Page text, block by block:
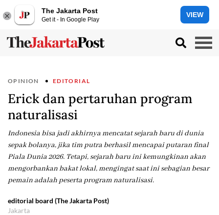
The Jakarta Post
Get it - In Google Play
VIEW
OPINION EDITORIAL
Erick dan pertaruhan program
naturalisasi
Indonesia bisa jadi akhirnya mencatat sejarah baru di dunia
sepak bolanya, jika tim putra berhasil mencapai putaran final
Piala Dunia 2026. Tetapi, sejarah baru ini kemungkinan akan
mengorbankan bakat lokal, mengingat saat ini sebagian besar
pemain adalah peserta program naturalisasi.
editorial board (The Jakarta Post)
Jakarta